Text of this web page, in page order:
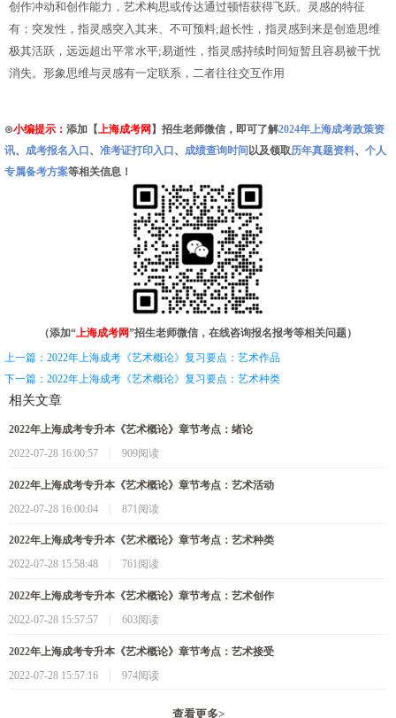
创作冲动和创作能力，艺术构思或传达通过顿悟获得飞跃。灵感的特征
有：突发性，指灵感突入其来、不可预料;超长性，指灵感到来是创造思维
极其活跃，远远超出平常水平;易逝性，指灵感持续时间短暂且容易被干扰
消失。形象思维与灵感有一定联系，二者往往交互作用
⊙小编提示： 添加【上海成考网 】招生老师微信，即可了解2024年上海成考政策资
讯、 成考报名入口 、 准考证打印入口 、 成绩查询时间 以及领取历年真题资料、 个人
专属备考方案等相关信息！
（添加“上海成考网”招生老师微信，在线咨询报名报考等相关问题）
上一篇：2022年上海成考《艺术概论》复习要点：艺术作品
下一篇：2022年上海成考《艺术概论》复习要点：艺术种类
相关文章
2022年上海成考专升本《艺术概论》章节考点：绪论
2022-07-28 16:00:57
|909阅读
2022年上海成考专升本《艺术概论》章节考点：艺术活动
2022-07-28 16:00:04
|871阅读
2022年上海成考专升本《艺术概论》章节考点：艺术种类
2022-07-28 15:58:48
761阅读
2022年上海成考专升本《艺术概论》章节考点：艺术创作
2022-07-28 15:57:57
|603阅读
2022年上海成考专升本《艺术概论》章节考点：艺术接受
2022-07-28 15:57:16
|974阅读
查看更多>